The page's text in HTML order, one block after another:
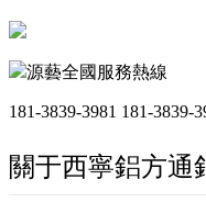
源藝全國服務熱線
181-3839-3981 181-3839-
關于西寧鋁方通